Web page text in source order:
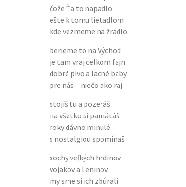
čože Ťa to napadlo
ešte k tomu lietadlom
kde vezmeme na žrádlo
berieme to na Východ
je tam vraj celkom fajn
dobré pivo a lacné baby
pre nás – niečo ako raj.
stojíš tu a pozeráš
na všetko si pamätáš
roky dávno minulé
s nostalgiou spomínaš
sochy veľkých hrdinov
vojakov a Leninov
my sme si ich zbúrali